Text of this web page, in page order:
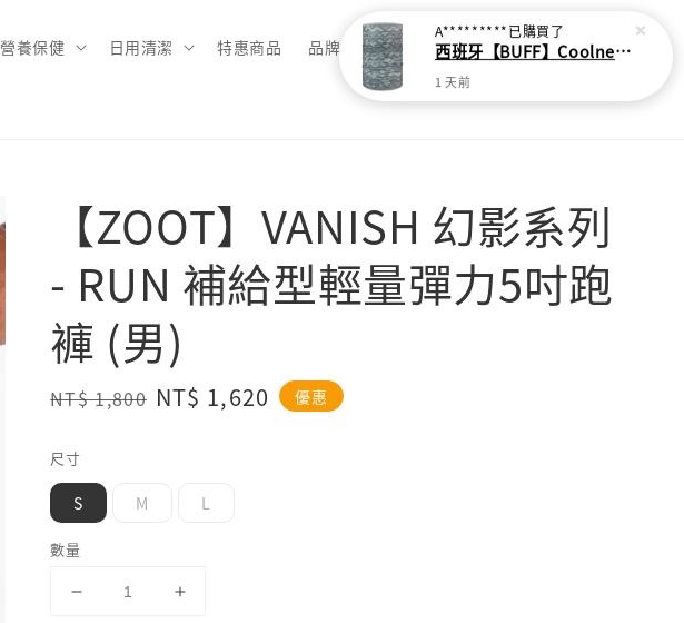
營養保健 日用清潔 特惠商品 品牌總覽
【ZOOT】VANISH 幻影系列
- RUN 補給型輕量彈力5吋跑
褲 (男)
Regular
NT$ 1,800 Sale
NT$ 1,620 優惠
尺寸
S M L
數量
A*********已購買了
西班牙【BUFF】Coolnet抗UV頭巾-灰色波紋
1 天前